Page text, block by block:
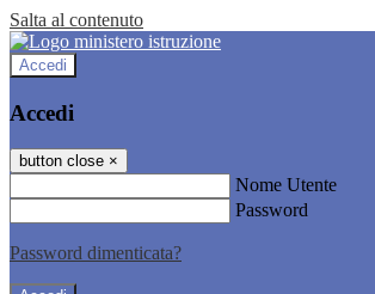
Salta al contenuto
Accedi
Accedi
button close ×
Nome Utente
Password
Password dimenticata?